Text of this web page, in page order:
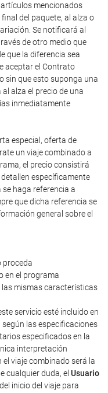
mencionados
del paquete, al alza o
Se notificará al
de otro medio que
que la diferencia sea
aceptar el Contrato
sin que esto suponga una
alza el precio de una
inmediatamente
especial, oferta de
un viaje combinado a
el precio consistirá
específicamente
haga referencia a
que dicha referencia se
general sobre el
proceda
en el programa
mismas características
servicio esté incluido en
las especificaciones
especificados en la
interpretación
viaje combinado será la
cualquier duda, el Usuario
inicio del viaje para